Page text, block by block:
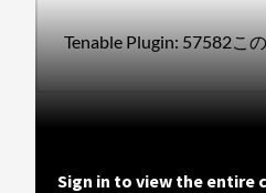
Tenable Plugin: 57582こ
Sign in to view the entire